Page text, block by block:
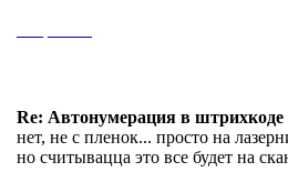
Re: Автонумерация в штрихкоде
нет, не с пленок... просто на
но считывацца это все будет на